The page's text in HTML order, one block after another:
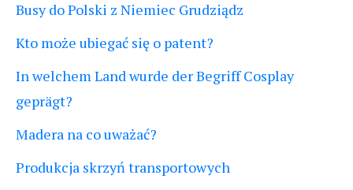
Busy do Polski z Niemiec Grudziądz
Kto może ubiegać się o patent?
In welchem Land wurde der Begriff Cosplay
geprägt?
Madera na co uważać?
Produkcja skrzyń transportowych